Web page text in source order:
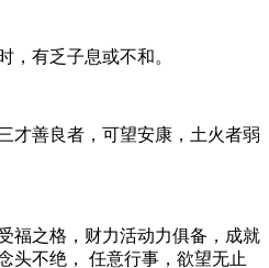
有乏子息或不和。
善良者，可望安康，土火者弱
之格，财力活动力俱备，成就
头不绝， 任意行事，欲望无止